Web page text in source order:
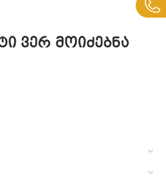
ვერ მოიძებნა